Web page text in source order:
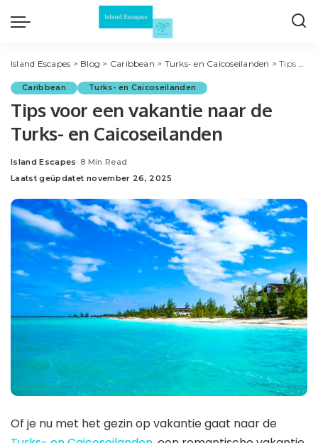
Island Escapes > Blog > Caribbean > Turks- en Caicoseilanden >Tips voor een vakantie naar de Turks- en Caicoseilanden
Caribbean Turks- en Caicoseilanden
Tips voor een vakantie naar de
Turks- en Caicoseilanden
Posted
by
Island Escapes 8 Min Read
Laatst geüpdatet november 26, 2025
Of je nu met het gezin op vakantie gaat naar de